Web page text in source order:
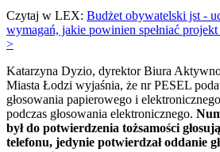
Czytaj w LEX: Budżet obywatelski jst -
wymagań, jakie powinien spełniać
>
Katarzyna Dyzio, dyrektor Biura
Miasta Łodzi wyjaśnia, że nr PESEL
głosowania papierowego i
podczas głosowania elektronicznego.
był do potwierdzenia tożsamości
telefonu, jedynie potwierdzałoddanie